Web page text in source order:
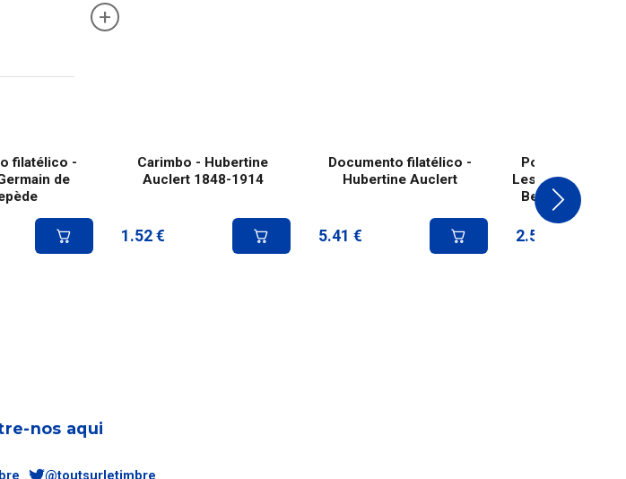
+
filatélico -
de
Carimbo - Hubertine
Auclert 1848-1914
1.52 €
Documento filatélico -
Hubertine Auclert
5.41 €
Postal pré-
Les Femmes de
Bergeret -
2.50
nos aqui
@toutsurletimbre